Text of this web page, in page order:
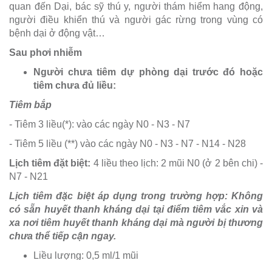
quan đến Dại, bác sỹ thú y, người thám hiểm hang động,
người điều khiển thú và người gác rừng trong vùng có
bệnh dại ở động vật…
Sau phơi nhiễm
Người chưa tiêm dự phòng dại trước đó hoặc
tiêm chưa đủ liều:
Tiêm bắp
- Tiêm 3 liều(*): vào các ngày N0 - N3 - N7
- Tiêm 5 liều (**) vào các ngày N0 - N3 - N7 - N14 - N28
Lịch tiêm đặt biệt: 4 liều theo lịch: 2 mũi N0 (ở 2 bên chi) -
N7 - N21
Lịch tiêm đặc biệt áp dụng trong trường hợp: Không
có sẵn huyết thanh kháng dại tại điểm tiêm vắc xin và
xa nơi tiêm huyết thanh kháng dại mà người bị thương
chưa thể tiếp cận ngay.
Liều lượng: 0,5 ml/1 mũi